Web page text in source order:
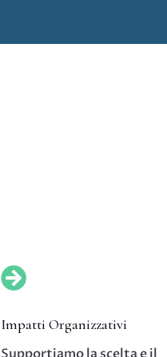

Impatti Organizzativi